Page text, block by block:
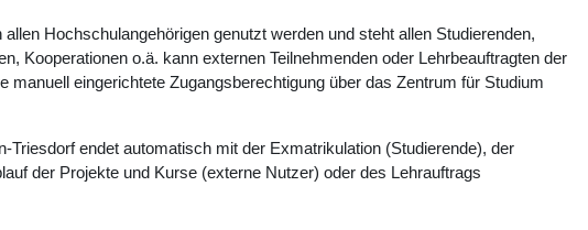
Hochschulangehörigen genutzt werden und steht allen Studierenden,
Kooperationen o.ä. kann externen Teilnehmenden oder Lehrbeauftragten der
eingerichtete Zugangsberechtigung über das Zentrum für Studium
endet automatisch mit der Exmatrikulation (Studierende), der
der Projekte und Kurse (externe Nutzer) oder des Lehrauftrags